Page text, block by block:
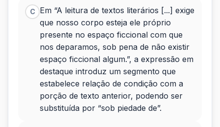
C
Em “A leitura de textos literários [...] exige
que nosso corpo esteja ele próprio
presente no espaço ficcional com que
nos deparamos, sob pena de não existir
espaço ficcional algum.”, a expressão em
destaque introduz um segmento que
estabelece relação de condição com a
porção de texto anterior, podendo ser
substituída por “sob piedade de”.